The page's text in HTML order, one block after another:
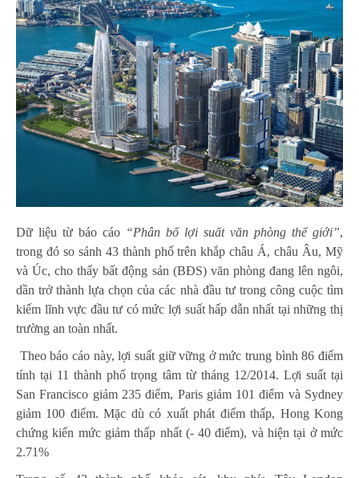
Dữ liệu từ báo cáo “Phân bổ lợi suất văn phòng thế giới”,
trong đó so sánh 43 thành phố trên khắp châu Á, châu Âu, Mỹ
và Úc, cho thấy bất động sản (BĐS) văn phòng đang lên ngôi,
dần trở thành lựa chọn của các nhà đầu tư trong công cuộc tìm
kiếm lĩnh vực đầu tư có mức lợi suất hấp dẫn nhất tại những thị
trường an toàn nhất.
Theo báo cáo này, lợi suất giữ vững ở mức trung bình 86 điểm
tính tại 11 thành phố trọng tâm từ tháng 12/2014. Lợi suất tại
San Francisco giảm 235 điểm, Paris giảm 101 điểm và Sydney
giảm 100 điểm. Mặc dù có xuất phát điểm thấp, Hong Kong
chứng kiến mức giảm thấp nhất (- 40 điểm), và hiện tại ở mức
2.71%